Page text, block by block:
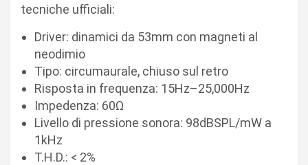
tecniche ufficiali:
Driver: dinamici da 53mm con magneti al
neodimio
Tipo: circumaurale, chiuso sul retro
Risposta in frequenza: 15Hz–25,000Hz
Impedenza: 60Ω
Livello di pressione sonora: 98dBSPL/mW a
1kHz
T.H.D.: < 2%